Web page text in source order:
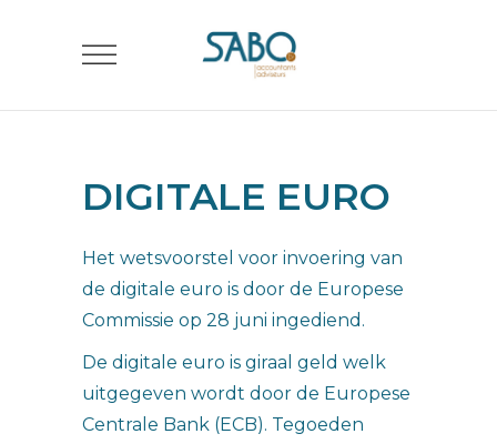
DIGITALE EURO
Het wetsvoorstel voor invoering van
de digitale euro is door de Europese
Commissie op 28 juni ingediend.
De digitale euro is giraal geld welk
uitgegeven wordt door de Europese
Centrale Bank (ECB). Tegoeden